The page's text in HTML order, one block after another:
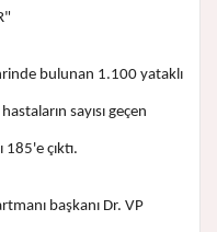
bulunan 1.100 yataklı
sayısı geçen
çıktı.
başkanı Dr. VP